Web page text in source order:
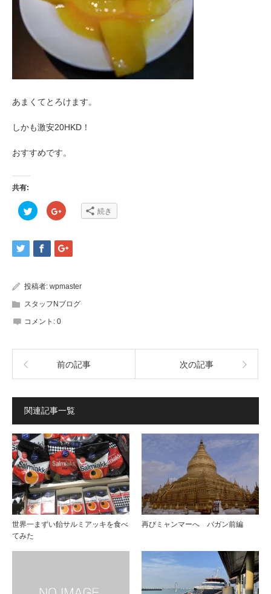
あまくてとろけます。
しかも激安20HKD！
おすすめです。
共有:
ク
リ
て
Twitter
で
(新
し
ウ
ィ
ン
ド
開
ク
リ
て
Google+
で
し
ウ
ィ
開
ま
す)
続き
投稿者: wpmaster
スタッフNブログ
コメント: 0
前の記事 次の記事
関連記事一覧
世界一まずい飴サルミアッキを食べ
てみた
再びミャンマーへ バガン前編